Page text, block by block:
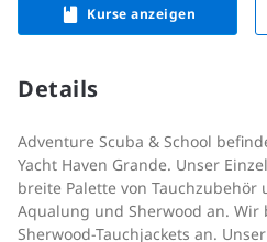
Kurse anzeigen
Details
Adventure Scuba & School
Yacht Haven Grande. Unser
breite Palette von
Aqualung und Sherwood an.
Sherwood-Tauchjackets an.